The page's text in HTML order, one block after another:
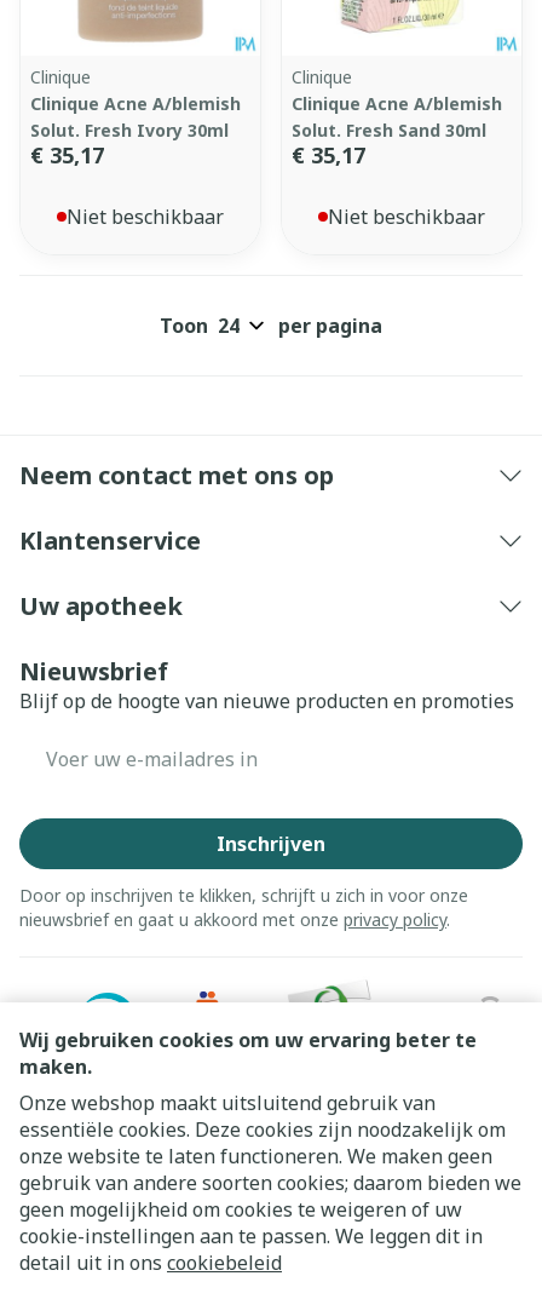
Wij gebruiken cookies om uw ervaring beter te
maken.
Onze webshop maakt uitsluitend gebruik van
essentiële cookies. Deze cookies zijn noodzakelijk om
onze website te laten functioneren. We maken geen
gebruik van andere soorten cookies; daarom bieden we
geen mogelijkheid om cookies te weigeren of uw
cookie-instellingen aan te passen. We leggen dit in
detail uit in ons cookiebeleid
Clinique
Clinique Acne A/blemish
Solut. Fresh Ivory 30ml
€ 35,17
Niet beschikbaar
Clinique
Clinique Acne A/blemish
Solut. Fresh Sand 30ml
€ 35,17
Niet beschikbaar
Toon per pagina
Neem contact met ons op
Klantenservice
Uw apotheek
Nieuwsbrief
Blijf op de hoogte van nieuwe producten en promoties
Inschrijven
Door op inschrijven te klikken, schrijft u zich in voor onze
nieuwsbrief en gaat u akkoord met onze privacy policy.
Juridische links